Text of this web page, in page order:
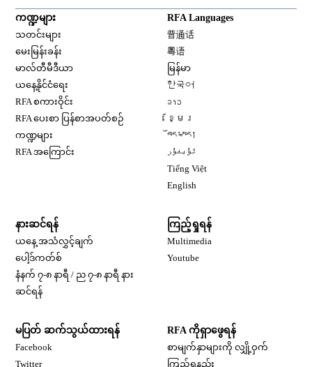
ကဏ္ဍများ
သတင်းများ
မေးမြန်းခန်း
မာလ်တီမီဒီယာ
ယနေ့နိုင်ငံရေး
RFA စကားဝိုင်း
RFA ပေးစာ ပြန်စာအပတ်စဉ်
ကဏ္ဍများ
RFA အကြောင်း
RFA Languages
普通话
粤语
မြန်မာ
한국어
ລາວ
ខ្មែរ
བོད་སྐད།
ئۇيغۇر
Tiếng Việt
English
နားဆင်ရန်
ယနေ့ အသံလွှင့်ချက်
ပေါ့ဒ်ကတ်စ်
နံနက် ၇-၈ နာရီ / ည ၇-၈ နာရီ နား
ဆင်ရန်
ကြည့်ရှုရန်
Multimedia
Youtube
မပြတ် ဆက်သွယ်ထားရန်
Facebook
Twitter
RFA ကိုရှာဖွေရန်
စာမျက်နှာများကို လျှို့ဝှက်
ကြည့်ရှုနည်း